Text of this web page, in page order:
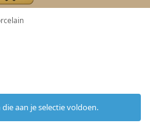
aan je selectie voldoen.